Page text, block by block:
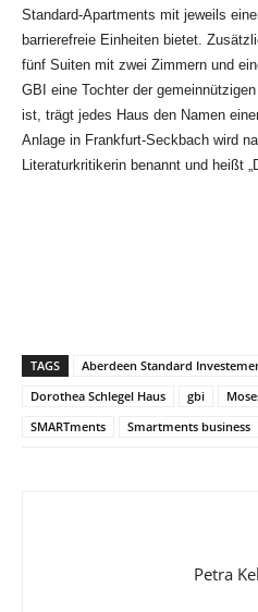
Standard-Apartments mit jeweils
barrierefreie Einheiten bietet.
fünf Suiten mit zwei Zimmern und
GBI eine Tochter der
ist, trägt jedes Haus den Namen
Anlage in Frankfurt-Seckbach wird
Literaturkritikerin benannt und heißt
TAGS Aberdeen Standard
Dorothea Schlegel Haus
gbi
SMARTments
Smartments business
Petra